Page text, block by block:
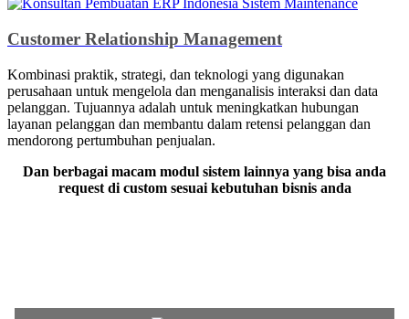
Customer Relationship Management
Kombinasi praktik, strategi, dan teknologi yang digunakan
perusahaan untuk mengelola dan menganalisis interaksi dan data
pelanggan. Tujuannya adalah untuk meningkatkan hubungan
layanan pelanggan dan membantu dalam retensi pelanggan dan
mendorong pertumbuhan penjualan.
Dan berbagai macam modul sistem lainnya yang bisa anda
request di custom sesuai kebutuhan bisnis anda